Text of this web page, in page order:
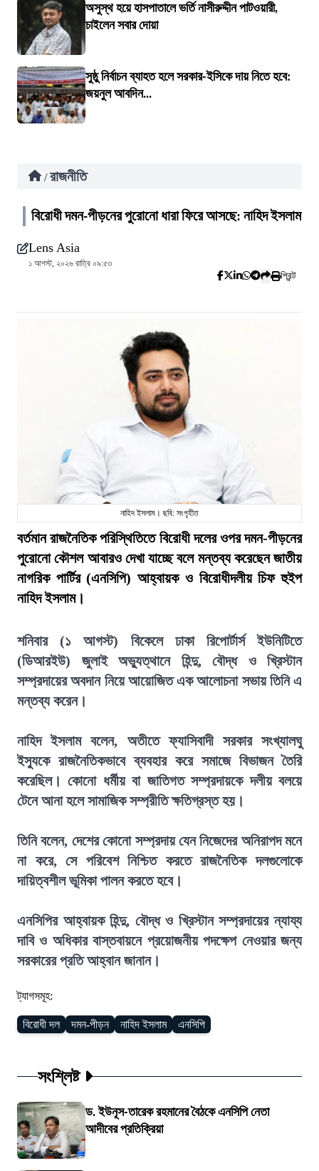
অসুস্থ হয়ে হাসপাতালে ভর্তি নাসীরুদ্দীন পাটওয়ারী,
চাইলেন সবার দোয়া
সুষ্ঠু নির্বাচন ব্যাহত হলে সরকার-ইসিকে দায় নিতে হবে:
জয়নুল আবদিন...
/ রাজনীতি
বিরোধী দমন-পীড়নের পুরোনো ধারা ফিরে আসছে: নাহিদ ইসলাম
Lens Asia
১ আগস্ট, ২০২৬ রাত্রি ০৯:৫৩
প্রিন্ট
নাহিদ ইসলাম। ছবি: সংগৃহীত
বর্তমান রাজনৈতিক পরিস্থিতিতে বিরোধী দলের ওপর দমন-পীড়নের
পুরোনো কৌশল আবারও দেখা যাচ্ছে বলে মন্তব্য করেছেন জাতীয়
নাগরিক পার্টির (এনসিপি) আহ্বায়ক ও বিরোধীদলীয় চিফ হুইপ
নাহিদ ইসলাম।
শনিবার (১ আগস্ট) বিকেলে ঢাকা রিপোর্টার্স ইউনিটিতে
(ডিআরইউ) জুলাই অভ্যুত্থানে হিন্দু, বৌদ্ধ ও খ্রিস্টান
সম্প্রদায়ের অবদান নিয়ে আয়োজিত এক আলোচনা সভায় তিনি এ
মন্তব্য করেন।
নাহিদ ইসলাম বলেন, অতীতে ফ্যাসিবাদী সরকার সংখ্যালঘু
ইস্যুকে রাজনৈতিকভাবে ব্যবহার করে সমাজে বিভাজন তৈরি
করেছিল। কোনো ধর্মীয় বা জাতিগত সম্প্রদায়কে দলীয় বলয়ে
টেনে আনা হলে সামাজিক সম্প্রীতি ক্ষতিগ্রস্ত হয়।
তিনি বলেন, দেশের কোনো সম্প্রদায় যেন নিজেদের অনিরাপদ মনে
না করে, সে পরিবেশ নিশ্চিত করতে রাজনৈতিক দলগুলোকে
দায়িত্বশীল ভূমিকা পালন করতে হবে।
এনসিপির আহ্বায়ক হিন্দু, বৌদ্ধ ও খ্রিস্টান সম্প্রদায়ের ন্যায্য
দাবি ও অধিকার বাস্তবায়নে প্রয়োজনীয় পদক্ষেপ নেওয়ার জন্য
সরকারের প্রতি আহ্বান জানান।
ট্যাগসমূহ:
বিরোধী দল দমন-পীড়ন নাহিদ ইসলাম এনসিপি
সংশ্লিষ্ট
ড. ইউনূস-তারেক রহমানের বৈঠকে এনসিপি নেতা
আদীবের প্রতিক্রিয়া